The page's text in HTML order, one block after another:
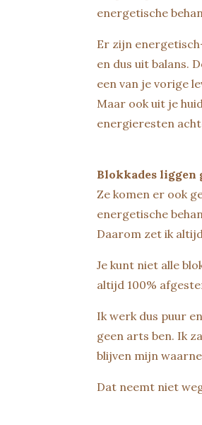
energetische
Er zijn
en dus uit balans.
een van je vorige
Maar ook uit je
energieresten
Blokkades liggen
Ze komen er ook
energetische
Daarom zet ik
Je kunt niet alle
altijd 100%
Ik werk dus puur
geen arts ben. Ik
blijven mijn
Dat neemt niet